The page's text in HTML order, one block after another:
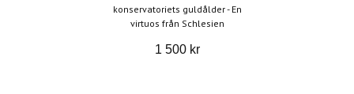
konservatoriets guldålder - En
virtuos från Schlesien
1 500 kr